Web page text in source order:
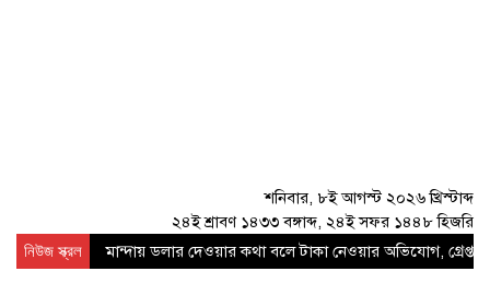
শনিবার, ৮ই আগস্ট ২০২৬ খ্রিস্টাব্দ
২৪ই শ্রাবণ ১৪৩৩ বঙ্গাব্দ, ২৪ই সফর ১৪৪৮ হিজরি
নিউজ স্ক্রল মান্দায় ডলার দেওয়ার কথা বলে টাকা নেওয়ার অভিযোগ,